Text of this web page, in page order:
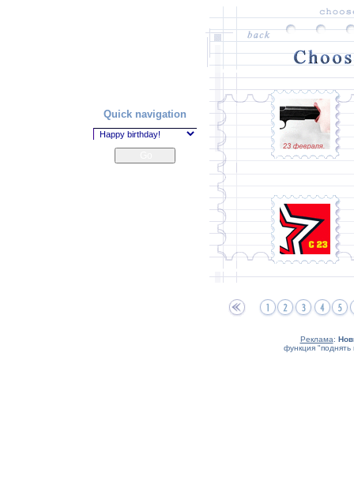
Quick navigation
Реклама:
функция